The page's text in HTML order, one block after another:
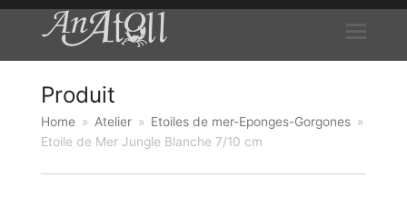
Produit
Home » Atelier » Etoiles de mer-Eponges-Gorgones »
Etoile de Mer Jungle Blanche 7/10 cm